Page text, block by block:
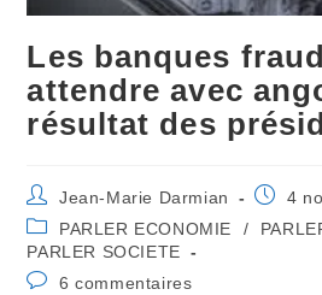
Les banques
attendre avec
résultat des
Auteur/autrice
de
la
publication :
Jean-Marie Darmian
4
Post
category:
PARLER ECONOMIE /
PARLER SOCIETE
Commentaires
6 commentaires